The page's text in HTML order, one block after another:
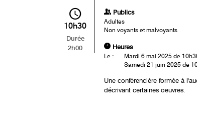
10h30
Durée
2h00
Publics
Adultes
Non voyants et malvoyants
Heures
Le :
Mardi 6 mai 2025 de
Samedi 21 juin 2025 de
Une conférencière formée à
décrivant certaines oeuvres.